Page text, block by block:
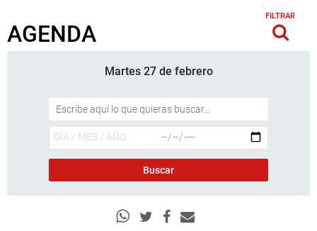
AGENDA
FILTRAR
Martes 27 de febrero